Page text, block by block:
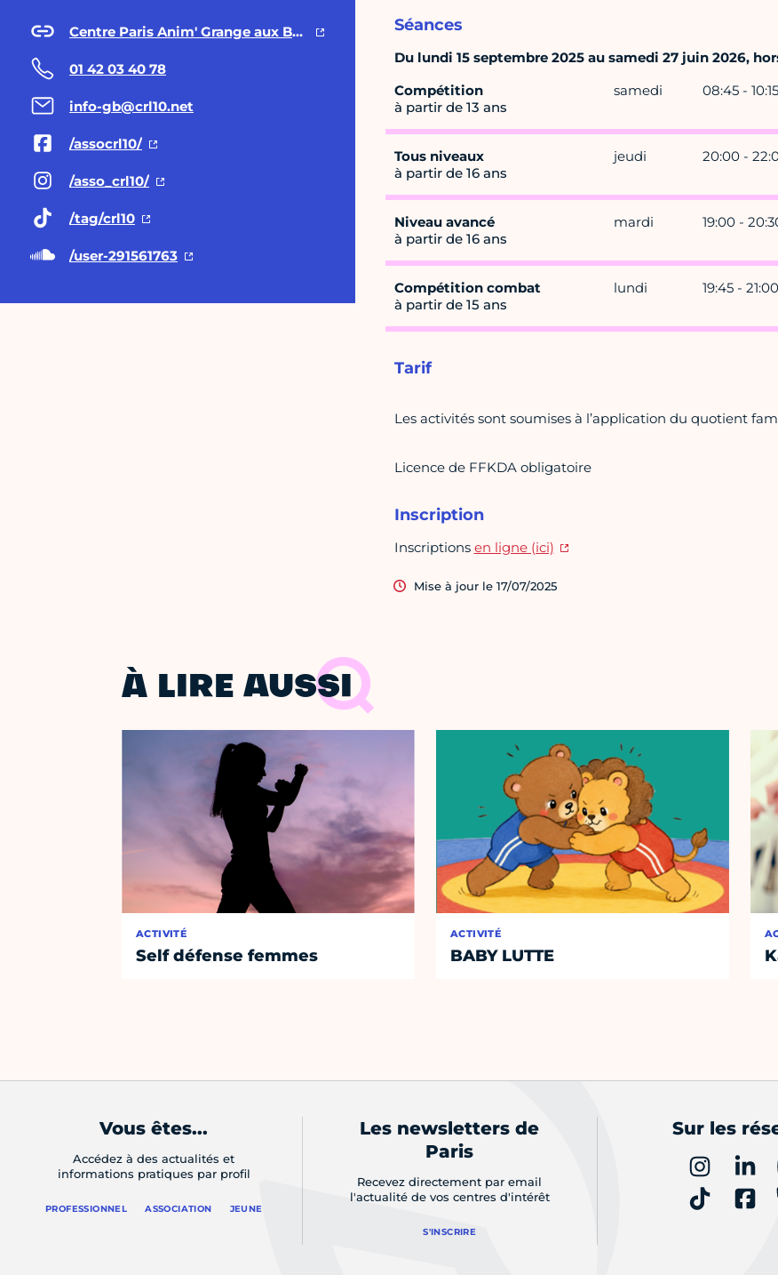
Centre Paris Anim' Grange aux Belles
01 42 03 40 78
info-gb@crl10.net
/assocrl10/
/asso_crl10/
/tag/crl10
/user-291561763
Séances
Du lundi 15 septembre 2025 au samedi 27 juin 2026,
Compétition
à partir de 13 ans
samedi 08:45 - 10:15
Tous niveaux
à partir de 16 ans
jeudi 20:00 -
Niveau avancé
à partir de 16 ans
mardi 19:00 -
Compétition combat
à partir de 15 ans
lundi 19:45 - 21:00
Tarif
Les activités sont soumises à l’application du quotient
Licence de FFKDA obligatoire
Inscription
Inscriptions en ligne (ici)
Mise à jour le 17/07/2025
À LIRE AUSSI
ACTIVITÉ
Self défense femmes
ACTIVITÉ
BABY LUTTE
Vous êtes...
Accédez à des actualités et
informations pratiques par profil
PROFESSIONNEL ASSOCIATION JEUNE
Les newsletters de
Paris
Recevez directement par email
l'actualité de vos centres d'intérêt
S'INSCRIRE
Sur les